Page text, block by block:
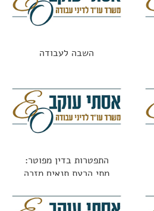
השבה לעבודה
התפטרות בדין מפוטר:
מתי הרעת תנאים מזכה